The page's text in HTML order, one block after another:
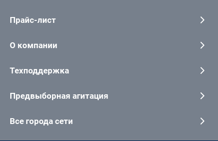
Прайс-лист
О компании
Техподдержка
Предвыборная агитация
Все города сети